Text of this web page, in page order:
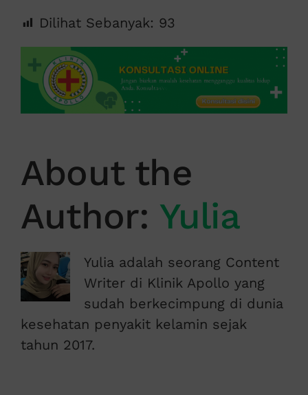
Dilihat Sebanyak: 93
About the
Author: Yulia
Yulia adalah seorang Content
Writer di Klinik Apollo yang
sudah berkecimpung di dunia
kesehatan penyakit kelamin sejak
tahun 2017.